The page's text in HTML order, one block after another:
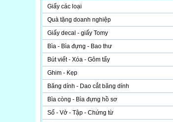
Giấy các loại
Quà tặng doanh nghiệp
Giấy decal - giấy Tomy
Bìa - Bìa đựng - Bao thư
Bút viết - Xóa - Gôm tẩy
Ghim - Kẹp
Băng dính - Dao cắt băng dính
Bìa còng - Bìa đựng hồ sơ
Sổ - Vở - Tập - Chứng từ